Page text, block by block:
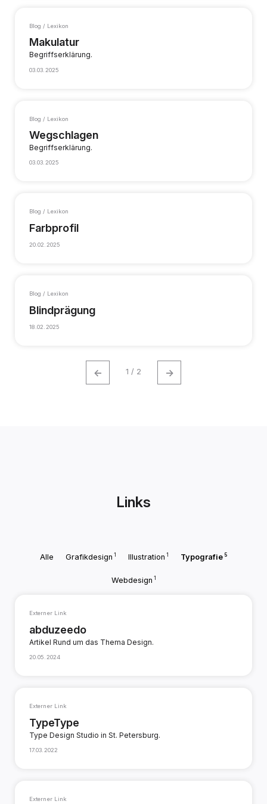
Blog / Lexikon
Makulatur
Begriffserklärung.
03.03.2025
Blog / Lexikon
Wegschlagen
Begriffserklärung.
03.03.2025
Blog / Lexikon
Farbprofil
20.02.2025
Blog / Lexikon
Blindprägung
18.02.2025
← 1 / 2 →
Links
Alle Grafikdesign 1 Illustration 1 Typografie 5
Webdesign 1
Externer Link
abduzeedo
Artikel Rund um das Thema Design.
20.05.2024
Externer Link
TypeType
Type Design Studio in St. Petersburg.
17.03.2022
Externer Link